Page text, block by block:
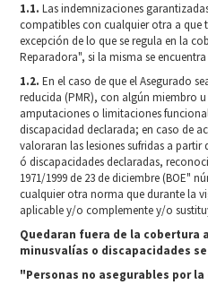
1.1. Las indemnizaciones
compatibles con cualquier otra a que
excepción de lo que se regula en la
Reparadora", si la misma se
1.2. En el caso de que el Asegurado
reducida (PMR), con algún miembro
amputaciones o limitaciones
discapacidad declarada; en caso de
valoraran las lesiones sufridas a
ó discapacidades declaradas,
1971/1999 de 23 de diciembre (BOE"
cualquier otra norma que durante la
aplicable y/o complemente y/o
Quedaran fuera de la cobertura
minusvalías o discapacidades
"Personas no asegurables por